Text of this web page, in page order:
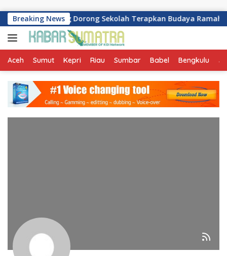
Breaking News
Palembang Dorong Sekolah Terapkan Budaya Ramah
Aceh Sumut Kepri Riau Sumbar Babel Bengkulu